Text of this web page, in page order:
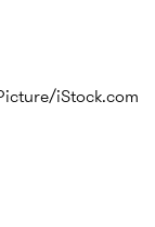
iStock.com